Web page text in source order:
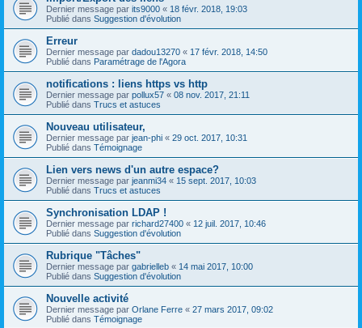
Dernier message par its9000 « 18 févr. 2018, 19:03
Publié dans Suggestion d'évolution
Erreur
Dernier message par dadou13270 « 17 févr. 2018, 14:50
Publié dans Paramétrage de l'Agora
notifications : liens https vs http
Dernier message par pollux57 « 08 nov. 2017, 21:11
Publié dans Trucs et astuces
Nouveau utilisateur,
Dernier message par jean-phi « 29 oct. 2017, 10:31
Publié dans Témoignage
Lien vers news d'un autre espace?
Dernier message par jeanmi34 « 15 sept. 2017, 10:03
Publié dans Trucs et astuces
Synchronisation LDAP !
Dernier message par richard27400 « 12 juil. 2017, 10:46
Publié dans Suggestion d'évolution
Rubrique "Tâches"
Dernier message par gabrielleb « 14 mai 2017, 10:00
Publié dans Suggestion d'évolution
Nouvelle activité
Dernier message par Orlane Ferre « 27 mars 2017, 09:02
Publié dans Témoignage